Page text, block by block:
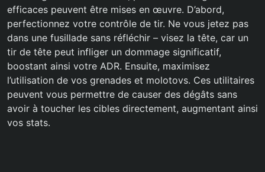
efficaces peuvent être mises en œuvre. D’abord,
perfectionnez votre contrôle de tir. Ne vous jetez pas
dans une fusillade sans réfléchir – visez la tête, car un
tir de tête peut infliger un dommage significatif,
boostant ainsi votre ADR. Ensuite, maximisez
l’utilisation de vos grenades et molotovs. Ces utilitaires
peuvent vous permettre de causer des dégâts sans
avoir à toucher les cibles directement, augmentant ainsi
vos stats.